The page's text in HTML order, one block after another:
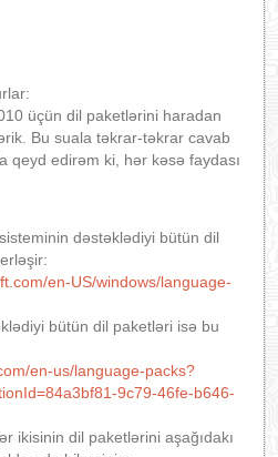
üçün dil paketlərini haradan
Bu suala təkrar-təkrar cavab
qeyd edirəm ki, hər kəsə faydası
dəstəklədiyi bütün dil
en-US/windows/language-
bütün dil paketləri isə bu
en-us/language-packs?
9c79-46fe-b646-
ikisinin dil paketlərini aşağıdakı